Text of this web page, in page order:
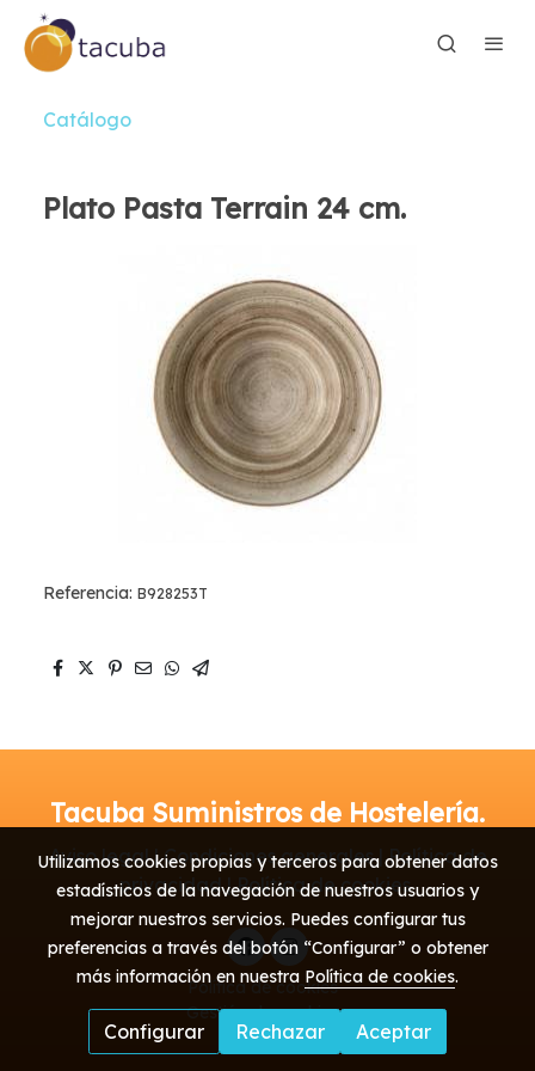
Catálogo
Plato Pasta Terrain 24 cm.
Referencia: B928253T
Tacuba Suministros de Hostelería.
Aviso legal | Condiciones generales | Política de
privacidad | Política de cookies
Política de cookies
Gestión de cookies
Utilizamos cookies propias y terceros para obtener datos
estadísticos de la navegación de nuestros usuarios y
mejorar nuestros servicios. Puedes configurar tus
preferencias a través del botón “Configurar” o obtener
más información en nuestra Política de cookies.
Configurar Rechazar Aceptar